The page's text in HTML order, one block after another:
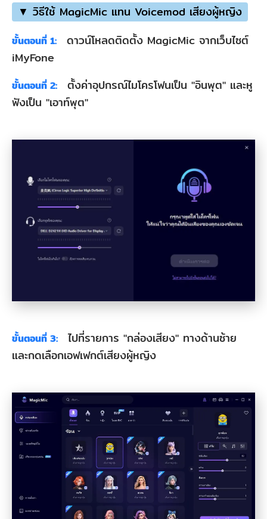
▼ วิธีใช้ MagicMic แทน Voicemod เสียงผู้หญิง
ขั้นตอนที่ 1:
ดาวน์โหลดติดตั้ง MagicMic จากเว็บไซต์
iMyFone
ขั้นตอนที่ 2:
ตั้งค่าอุปกรณ์ไมโครโฟนเป็น "อินพุต" และหู
ฟังเป็น "เอาท์พุต"
ขั้นตอนที่ 3:
ไปที่รายการ "กล่องเสียง" ทางด้านซ้าย
และกดเลือกเอฟเฟกต์เสียงผู้หญิง